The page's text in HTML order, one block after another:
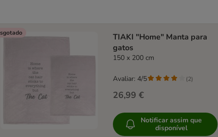
TIAKI "Home" Manta para
gatos
150 x 200 cm
26,99 €
Avaliar: 4/5 (2)
Notificar assim que
disponível